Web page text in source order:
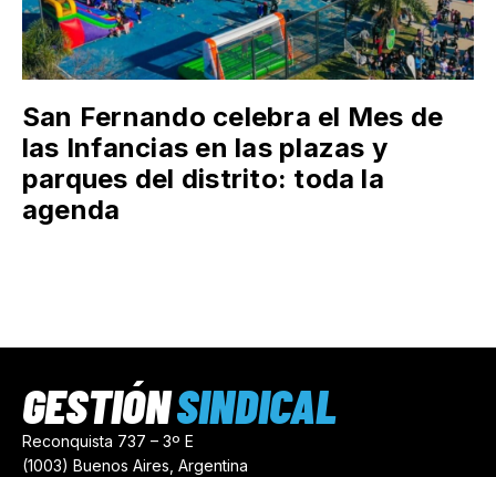
San Fernando celebra el Mes de
las Infancias en las plazas y
parques del distrito: toda la
agenda
Reconquista 737 – 3º E
(1003) Buenos Aires, Argentina
GESTIÓNSINDICAL